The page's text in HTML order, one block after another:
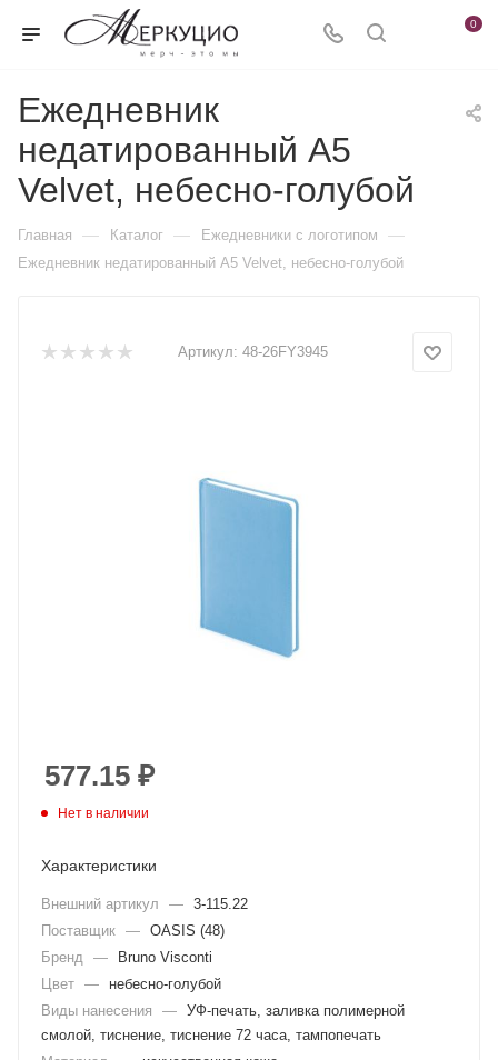
0
Ежедневник
недатированный А5
Velvet, небесно-голубой
Главная — Каталог — Ежедневники c логотипом —
Ежедневник недатированный А5 Velvet, небесно-голубой
Артикул: 48-26FY3945
577.15 ₽
Нет в наличии
Характеристики
Внешний артикул — 3-115.22
Поставщик — OASIS (48)
Бренд
—
Bruno Visconti
Цвет —
небесно-голубой
Виды нанесения
— УФ-печать, заливка полимерной
смолой, тиснение, тиснение 72 часа, тампопечать